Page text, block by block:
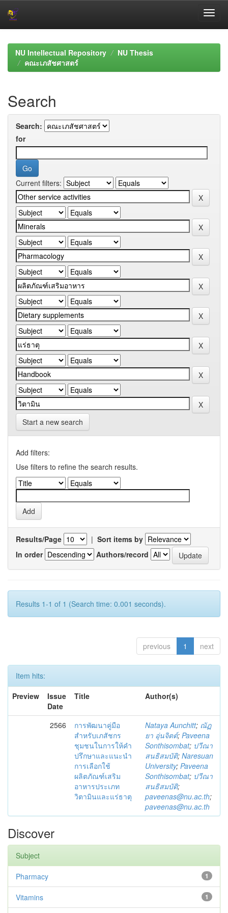
navigationNU Intellectual Repository
NU Thesis
คณะเภสัชศาสตร์
Search
Search:
for
Current filters:
Start a new search
Add filters:
Use filters to refine the search results.
Results/Page | Sort items by
In order
Authors/record
Results 1-1 of 1 (Search time: 0.001 seconds).
previous 1 next
Item hits:
Preview
Issue
Date
Title Author(s)
2566
การพัฒนาคู่มือ
สำหรับเภสัชกร
ชุมชนในการให้คำ
ปรึกษาและแนะนำ
การเลือกใช้
ผลิตภัณฑ์เสริม
อาหารประเภท
วิตามินและแร่ธาตุ
Nataya Aunchitt; ณัฏ
ยา อุ่นจิตต์; Paveena
Sonthisombat; ปวีณา
สนธิสมบัติ; Naresuan
University; Paveena
Sonthisombat; ปวีณา
สนธิสมบัติ;
paveenas@nu.ac.th;
paveenas@nu.ac.th
Discover
Subject
1
Pharmacy
1
Vitamins